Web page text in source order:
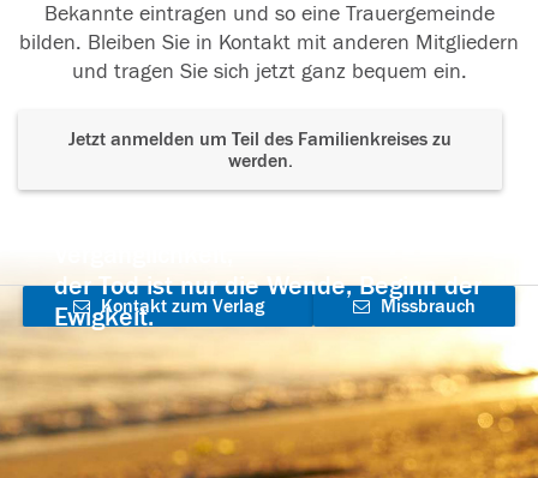
Bekannte eintragen und so eine Trauergemeinde
bilden. Bleiben Sie in Kontakt mit anderen Mitgliedern
und tragen Sie sich jetzt ganz bequem ein.
Jetzt anmelden um Teil des Familienkreises zu
werden.
der Tod ist nur die Wende, Beginn der
Ewigkeit.
Kontakt zum Verlag
aufnehmen
Missbrauch